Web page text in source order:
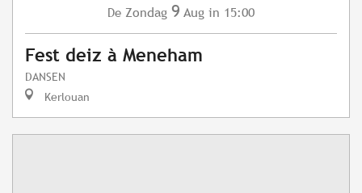
De Zondag 9 Aug in 15:00
Fest deiz à Meneham
DANSEN
Kerlouan